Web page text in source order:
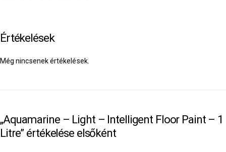
Értékelések
Még nincsenek értékelések.
„Aquamarine – Light – Intelligent Floor Paint – 1
Litre” értékelése elsőként